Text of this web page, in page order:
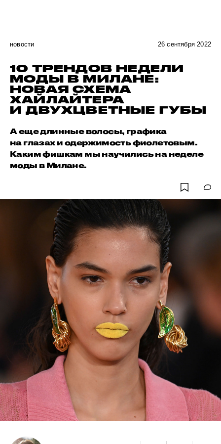
новости 26 сентября 2022
10 ТРЕНДОВ НЕДЕЛИ
МОДЫ В МИЛАНЕ:
НОВАЯ СХЕМА
ХАЙЛАЙТЕРА
И ДВУХЦВЕТНЫЕ ГУБЫ
А еще длинные волосы, графика
на глазах и одержимость фиолетовым.
Каким фишкам мы научились на неделе
моды в Милане.